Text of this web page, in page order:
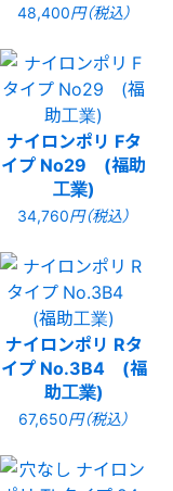
48,400円（税込）
ナイロンポリ Fタ
イプ No29 (福助
工業)
34,760円（税込）
ナイロンポリ Rタ
イプ No.3B4 (福
助工業)
67,650円（税込）